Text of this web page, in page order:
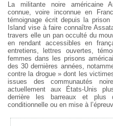
La militante noire américaine
connue, voire inconnue en
témoignage écrit depuis la prison
Island vise à faire connaître
travers elle un pan occulté du
en rendant accessibles en
entretiens, lettres ouvertes,
femmes dans les prisons
des 30 dernières années,
contre la drogue » dont les
issues des communautés
actuellement aux États-Unis
derrière les barreaux et plus
conditionnelle ou en mise à